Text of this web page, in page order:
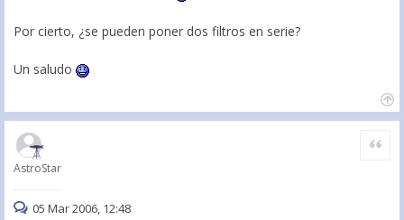
Por cierto, ¿se pueden poner dos filtros en serie?
Un saludo
AstroStar
Citar
05 Mar 2006, 12:48